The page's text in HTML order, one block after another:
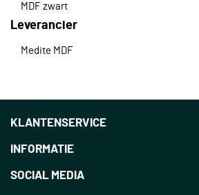
MDF zwart
Leverancier
Medite MDF
KLANTENSERVICE
INFORMATIE
SOCIAL MEDIA